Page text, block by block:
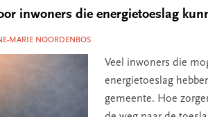
inwoners die energietoeslag
MARIE NOORDENBOS
Veel inwoners die
energietoeslag
gemeente. Hoe